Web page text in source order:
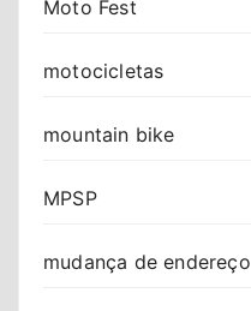
Moto Fest
motocicletas
mountain bike
MPSP
mudança de endereço